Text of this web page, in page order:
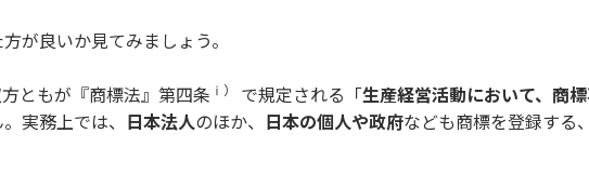
が良いか見てみましょう。
ともが『商標法』第四条 ⅰ） で規定される「生産経営活動において、商
実務上では、 日本法人のほか、 日本の個人や政府なども商標を登録する